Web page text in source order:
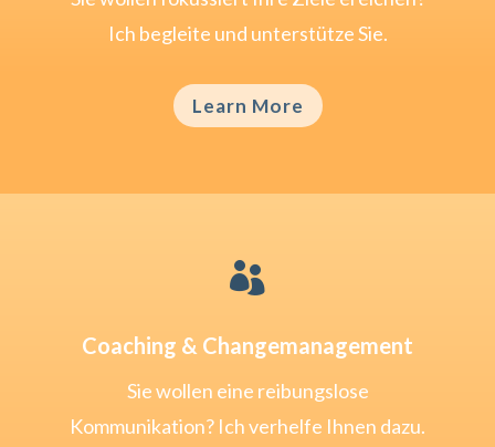
Ich begleite und unterstütze Sie.
Learn More

Coaching & Changemanagement
Sie wollen eine reibungslose
Kommunikation? Ich verhelfe Ihnen dazu.